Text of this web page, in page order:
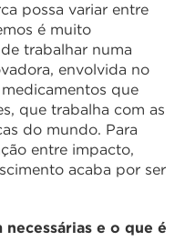
possa variar entre
é muito
trabalhar numa
envolvida no
que
que trabalha com as
do mundo. Para
entre impacto,
acaba por ser
e o que é